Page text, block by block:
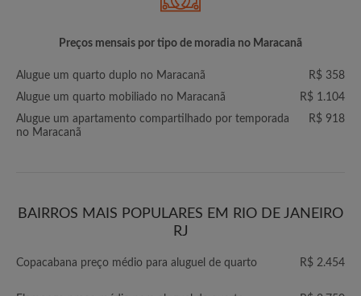
Preços mensais por tipo de moradia no Maracanã
Alugue um quarto duplo no Maracanã
R$ 358
Alugue um quarto mobiliado no Maracanã
R$ 1.104
Alugue um apartamento compartilhado por temporada
no Maracanã
R$ 918
BAIRROS MAIS POPULARES EM RIO DE JANEIRO
RJ
Copacabana preço médio para aluguel de quarto R$ 2.454